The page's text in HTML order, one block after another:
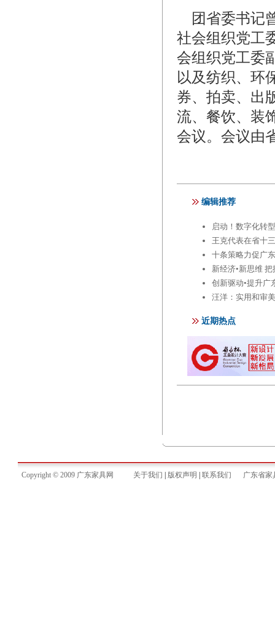
团省委书记
社会组织党工
会组织党工委
以及纺织、环
券、拍卖、出
流、餐饮、装
会议。会议由